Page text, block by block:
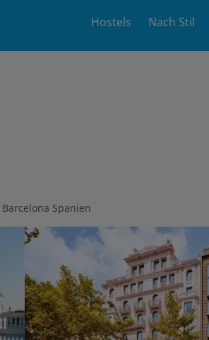
Main
Hostels Nach Stil
Barcelona Spanien